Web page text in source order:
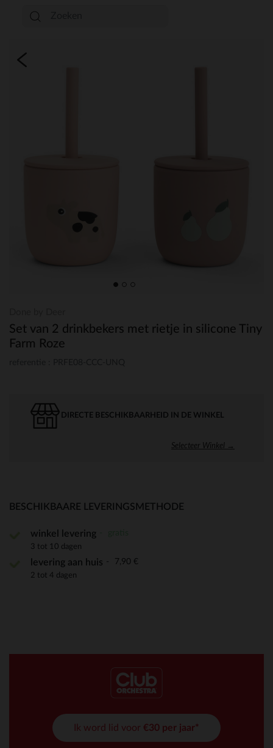
Set van 2 drinkbekers met rietje in silicone Tiny
Farm Roze
DIRECTE BESCHIKBAARHEID IN DE WINKEL
Selecteer Winkel →
BESCHIKBAARE LEVERINGSMETHODE
winkel levering
3 tot 10 dagen
levering aan huis 7,90 €
2 tot 4 dagen
Ik word lid voor €30 per jaar*